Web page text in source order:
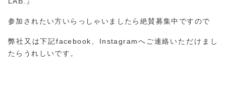
参加されたい方いらっしゃいましたら絶賛募集中ですので
弊社又は下記facebook、Instagramへご連絡いただけまし
たらうれしいです。